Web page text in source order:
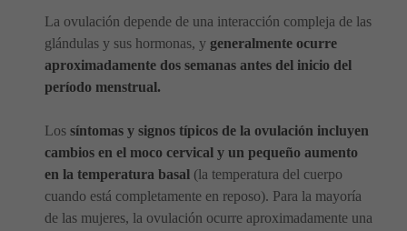
La ovulación depende de una interacción compleja de las
glándulas y sus hormonas, y generalmente ocurre
aproximadamente dos semanas antes del inicio del
período menstrual.
Los síntomas y signos típicos de la ovulación incluyen
cambios en el moco cervical y un pequeño aumento
en la temperatura basal (la temperatura del cuerpo
cuando está completamente en reposo). Para la mayoría
de las mujeres, la ovulación ocurre aproximadamente una